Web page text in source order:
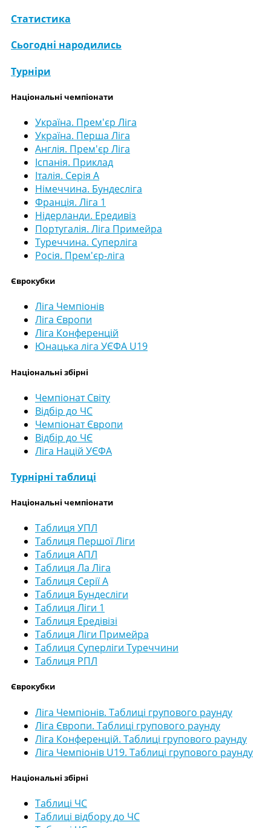
Статистика
Сьогодні народились
Турніри
Національні чемпіонати
Україна. Прем'єр Ліга
Україна. Перша Ліга
Англія. Прем'єр Ліга
Іспанія. Приклад
Італія. Серія А
Німеччина. Бундесліга
Франція. Ліга 1
Нідерланди. Ередивіз
Португалія. Ліга Примейра
Туреччина. Суперліга
Росія. Прем'єр-ліга
Єврокубки
Ліга Чемпіонів
Ліга Європи
Ліга Конференцій
Юнацька ліга УЄФА U19
Національні збірні
Чемпіонат Світу
Відбір до ЧС
Чемпіонат Європи
Відбір до ЧЄ
Ліга Націй УЄФА
Турнірні таблиці
Національні чемпіонати
Таблиця УПЛ
Таблиця Першої Ліги
Таблиця АПЛ
Таблиця Ла Ліга
Таблиця Серії А
Таблиця Бундесліги
Таблиця Ліги 1
Таблиця Ередівізі
Таблиця Ліги Примейра
Таблиця Суперліги Туреччини
Таблиця РПЛ
Єврокубки
Ліга Чемпіонів. Таблиці групового раунду
Ліга Європи. Таблиці групового раунду
Ліга Конференцій. Таблиці групового раунду
Ліга Чемпіонів U19. Таблиці групового раунду
Національні збірні
Таблиці ЧС
Таблиці відбору до ЧС